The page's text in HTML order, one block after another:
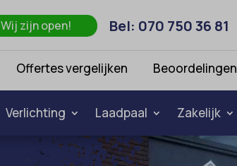
Bel: 070 750 36 81
Wij zijn open!
Offertes vergelijken Beoordelingen
Verlichting Laadpaal Zakelijk